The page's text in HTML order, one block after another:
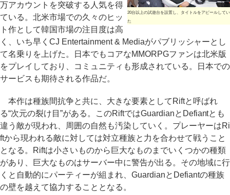
20台以上の試遊台を設置し、タイトルをアピールしてい
た
万アカウントを突破する人気を得
ている。北米市場での久々のヒッ
ト作として韓国市場の注目度は高
く、いち早くCJ Entertainment & Mediaがパブリッシャーとし
て名乗りを上げた。日本でもコアなMMORPGファンは北米版
をプレイしており、コミュニティも形成されている。日本での
サービスも期待される作品だ。
本作は種族間抗争と共に、大きな要素としてRiftと呼ばれ
る“次元の裂け目”がある。このRiftではGuardianとDefiantとも
違う敵が現われ、周囲の自然も汚染していく。プレーヤーはRi
ftから現われる敵に対しては対立種族と力を合わせて戦うこと
となる。Riftは小さいものから巨大なものまでいくつかの種類
があり、巨大なものはサーバー中に警告が出る。その地域に行
くと自動的にパーティーが組まれ、GuardianとDefiantの種族
の壁を越えて協力することとなる。